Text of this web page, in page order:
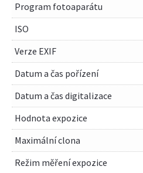
Program fotoaparátu
ISO
Verze EXIF
Datum a čas pořízení
Datum a čas digitalizace
Hodnota expozice
Maximální clona
Režim měření expozice